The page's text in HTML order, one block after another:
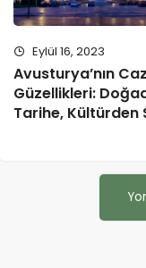
Eylül 16, 2023
Avusturya’nın
Güzellikleri:
Tarihe, Kültürden